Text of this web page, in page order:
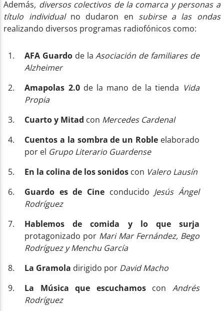
Además, diversos colectivos de la comarca y personas a
título individualno dudaron en subirse a las ondas
realizando diversos programas radiofónicos como:
AFA Guardo de laAsociación de familiares de
Alzheimer
Amapolas 2.0de la mano de la tienda Vida
Propia
Cuarto y Mitad con Mercedes Cardenal
Cuentos a la sombra de un Robleelaborado
por el Grupo Literario Guardense
En la colina de los sonidos con Valero Lausín
Guardo es de Cine conducido Jesús Ángel
Rodríguez
Hablemos de comida y lo que surja
protagonizado por Mari Mar Fernández, Bego
Rodríguez y Menchu García
La Gramola dirigido por David Macho
La Música que escuchamoscon Andrés
Rodríguez